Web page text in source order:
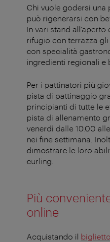
Chi vuole godersi una
può rigenerarsi con
In vari stand
rifugio con terrazza
con specialità
ingredienti regionali e
Per i pattinatori più
pista di pattinaggio
principianti di tutte le
pista di allenamento
venerdì dalle 10.00
nei fine settimana.
dimostrare le loro
curling.
Più
online
Acquistando il